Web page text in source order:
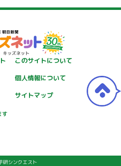
このサイトについて
個人情報について
す
サイトマップ
研シンクエスト